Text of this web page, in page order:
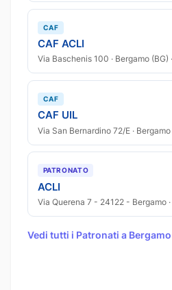
CAF
CAF ACLI
Via Baschenis 100 · Bergamo (BG)
CAF
CAF UIL
Via San Bernardino 72/E · Bergamo
PATRONATO
ACLI
Via Querena 7 - 24122 - Bergamo
Vedi tutti i Patronati a